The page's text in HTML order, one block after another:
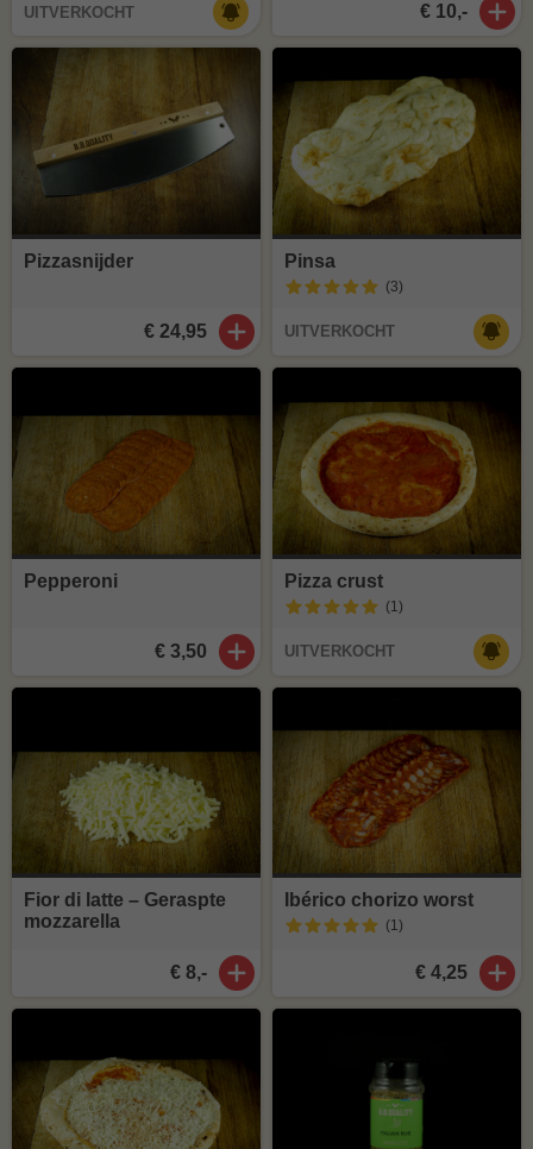
UITVERKOCHT € 10,-
Pizzasnijder
€ 24,95
Pinsa
(3)
UITVERKOCHT
Pepperoni
€ 3,50
Pizza crust
(1 )
UITVERKOCHT
Fior di latte – Geraspte
mozzarella
€ 8,-
Ibérico chorizo worst
(1)
€ 4,25